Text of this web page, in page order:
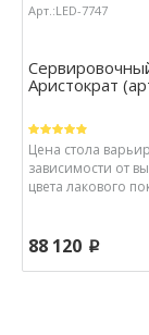
Арт.:LED-7747
Аристократ
Цена стола
зависимости от
цвета лакового
88 120 p